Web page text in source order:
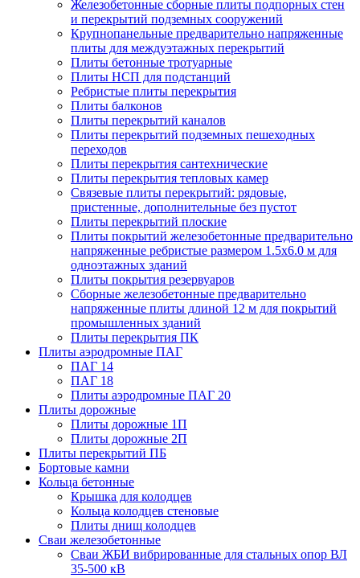
Железобетонные сборные плиты подпорных стен
и перекрытий подземных сооружений
Крупнопанельные предварительно напряженные
плиты для междуэтажных перекрытий
Плиты бетонные тротуарные
Плиты НСП для подстанций
Ребристые плиты перекрытия
Плиты балконов
Плиты перекрытий каналов
Плиты перекрытий подземных пешеходных
переходов
Плиты перекрытия сантехнические
Плиты перекрытия тепловых камер
Связевые плиты перекрытий: рядовые,
пристенные, дополнительные без пустот
Плиты перекрытий плоские
Плиты покрытий железобетонные предварительно
напряженные ребристые размером 1.5х6.0 м для
одноэтажных зданий
Плиты покрытия резервуаров
Сборные железобетонные предварительно
напряженные плиты длиной 12 м для покрытий
промышленных зданий
Плиты перекрытия ПК
Плиты аэродромные ПАГ
ПАГ 14
ПАГ 18
Плиты аэродромные ПАГ 20
Плиты дорожные
Плиты дорожные 1П
Плиты дорожные 2П
Плиты перекрытий ПБ
Бортовые камни
Кольца бетонные
Крышка для колодцев
Кольца колодцев стеновые
Плиты днищ колодцев
Сваи железобетонные
Сваи ЖБИ вибрированные для стальных опор ВЛ
35-500 кВ